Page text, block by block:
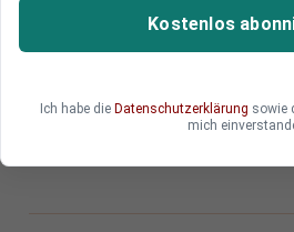
Die Polizisten fordern höhere
Ende Mai muss die
Kostenlos
Ich habe die Datenschutzerklärung sowie
mich